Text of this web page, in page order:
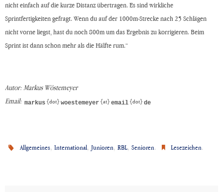
nicht einfach auf die kurze Distanz übertragen. Es sind wirkliche
Sprintfertigkeiten gefragt. Wenn du auf der 1000m-Strecke nach 25 Schlägen
nicht vorne liegst, hast du noch 800m um das Ergebnis zu korrigieren. Beim
Sprint ist dann schon mehr als die Hälfte rum.“
Autor: Markus Wöstemeyer
Email:
{dot} {at} {dot}
Allgemeines,International,Junioren,RBL,Senioren. Lesezeichen.